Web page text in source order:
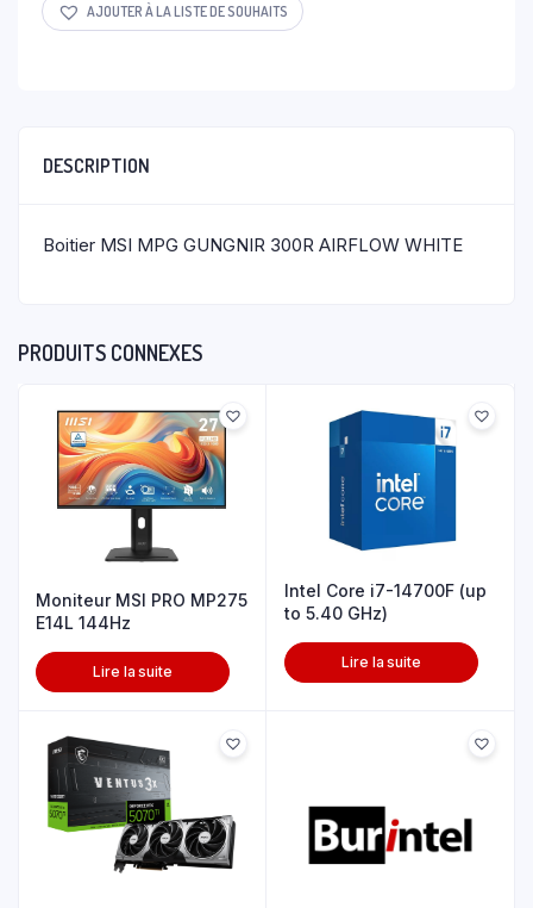
AJOUTER À LA LISTE DE SOUHAITS
DESCRIPTION
Boitier MSI MPG GUNGNIR 300R AIRFLOW WHITE
PRODUITS CONNEXES
Moniteur MSI PRO MP275
E14L 144Hz
Lire la suite
Intel Core i7-14700F (up
to 5.40 GHz)
Lire la suite